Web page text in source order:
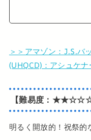
＞＞アマゾン：J.S.バ
(UHQCD)：アシュケナ
【難易度：★★☆☆☆
明るく開放的！祝祭的